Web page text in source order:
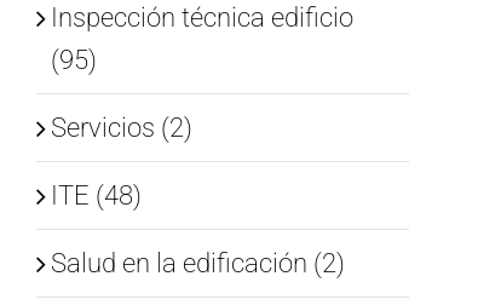
Inspección técnica edificio
(95)
Servicios (2)
ITE (48)
Salud en la edificación (2)